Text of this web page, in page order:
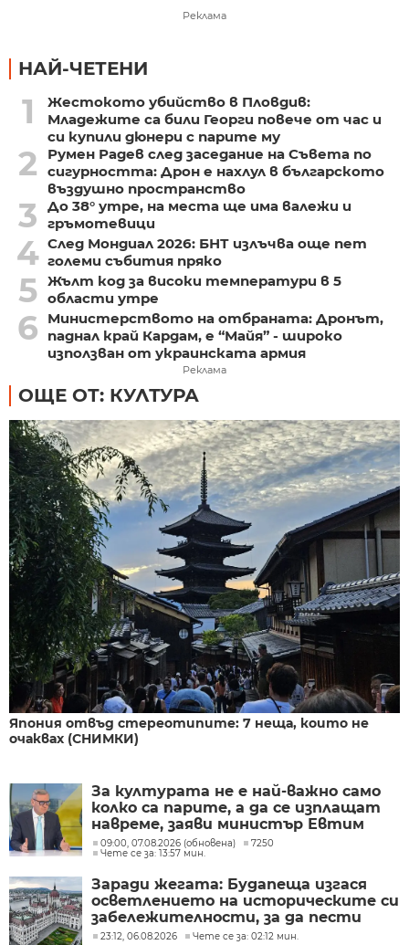
Реклама
НАЙ-ЧЕТЕНИ
1
Жестокото убийство в Пловдив:
Младежите са били Георги повече от час и
си купили дюнери с парите му
2
Румен Радев след заседание на Съвета по
сигурността: Дрон е нахлул в българското
въздушно пространство
3
До 38° утре, на места ще има валежи и
гръмотевици
4 След Мондиал 2026: БНТ излъчва още пет
големи събития пряко
5 Жълт код за високи температури в 5
области утре
6
Министерството на отбраната: Дронът,
паднал край Кардам, е “Майя” - широко
използван от украинската армия
Реклама
ОЩЕ ОТ: КУЛТУРА
Япония отвъд стереотипите: 7 неща, които не
очаквах (СНИМКИ)
За културата не е най-важно само
колко са парите, а да се изплащат
навреме, заяви министър Евтим
Милошев
09:00, 07.08.2026 (обновена)
7250
Чете се за: 13:57 мин.
Заради жегата: Будапеща изгася
осветлението на историческите си
забележителности, за да пести
енергия
23:12, 06.08.2026 Чете се за: 02:12 мин.